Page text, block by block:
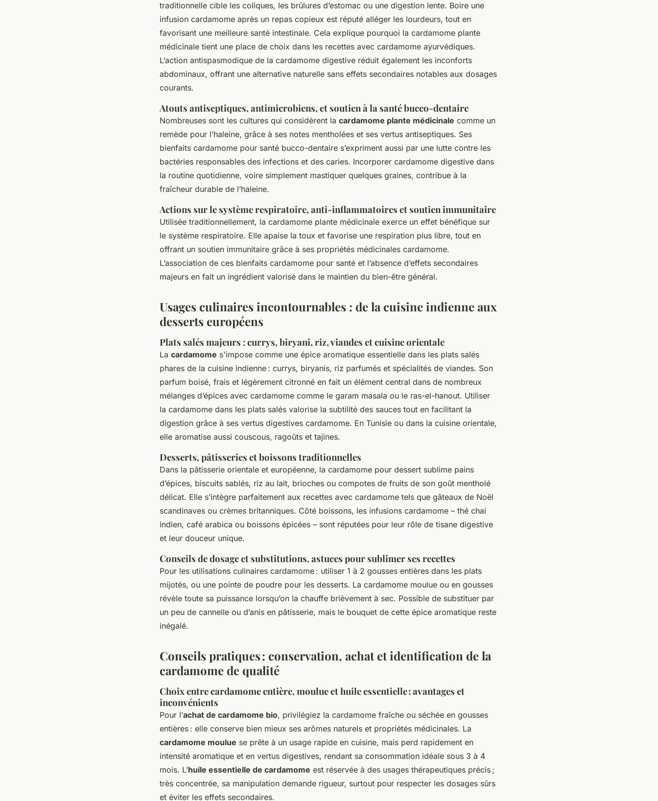
traditionnelle cible les coliques, les brûlures d’estomac ou une digestion lente. Boire une
infusion cardamome après un repas copieux est réputé alléger les lourdeurs, tout en
favorisant une meilleure santé intestinale. Cela explique pourquoi la cardamome plante
médicinale tient une place de choix dans les recettes avec cardamome ayurvédiques.
L’action antispasmodique de la cardamome digestive réduit également les inconforts
abdominaux, offrant une alternative naturelle sans effets secondaires notables aux dosages
courants.
Atouts antiseptiques, antimicrobiens, et soutien à la santé bucco-dentaire
Nombreuses sont les cultures qui considèrent la cardamome plante médicinale comme un
remède pour l’haleine, grâce à ses notes mentholées et ses vertus antiseptiques. Ses
bienfaits cardamome pour santé bucco-dentaire s’expriment aussi par une lutte contre les
bactéries responsables des infections et des caries. Incorporer cardamome digestive dans
la routine quotidienne, voire simplement mastiquer quelques graines, contribue à la
fraîcheur durable de l’haleine.
Actions sur le système respiratoire, anti-inflammatoires et soutien immunitaire
Utilisée traditionnellement, la cardamome plante médicinale exerce un effet bénéfique sur
le système respiratoire. Elle apaise la toux et favorise une respiration plus libre, tout en
offrant un soutien immunitaire grâce à ses propriétés médicinales cardamome.
L’association de ces bienfaits cardamome pour santé et l’absence d’effets secondaires
majeurs en fait un ingrédient valorisé dans le maintien du bien-être général.
Usages culinaires incontournables : de la cuisine indienne aux
desserts européens
Plats salés majeurs : currys, biryani, riz, viandes et cuisine orientale
La cardamome s'impose comme une épice aromatique essentielle dans les plats salés
phares de la cuisine indienne : currys, biryanis, riz parfumés et spécialités de viandes. Son
parfum boisé, frais et légèrement citronné en fait un élément central dans de nombreux
mélanges d’épices avec cardamome comme le garam masala ou le ras-el-hanout. Utiliser
la cardamome dans les plats salés valorise la subtilité des sauces tout en facilitant la
digestion grâce à ses vertus digestives cardamome. En Tunisie ou dans la cuisine orientale,
elle aromatise aussi couscous, ragoûts et tajines.
Desserts, pâtisseries et boissons traditionnelles
Dans la pâtisserie orientale et européenne, la cardamome pour dessert sublime pains
d’épices, biscuits sablés, riz au lait, brioches ou compotes de fruits de son goût mentholé
délicat. Elle s’intègre parfaitement aux recettes avec cardamome tels que gâteaux de Noël
scandinaves ou crèmes britanniques. Côté boissons, les infusions cardamome – thé chai
indien, café arabica ou boissons épicées – sont réputées pour leur rôle de tisane digestive
et leur douceur unique.
Conseils de dosage et substitutions, astuces pour sublimer ses recettes
Pour les utilisations culinaires cardamome : utiliser 1 à 2 gousses entières dans les plats
mijotés, ou une pointe de poudre pour les desserts. La cardamome moulue ou en gousses
révèle toute sa puissance lorsqu’on la chauffe brièvement à sec. Possible de substituer par
un peu de cannelle ou d’anis en pâtisserie, mais le bouquet de cette épice aromatique reste
inégalé.
Conseils pratiques : conservation, achat et identification de la
cardamome de qualité
Choix entre cardamome entière, moulue et huile essentielle : avantages et
inconvénients
Pour l’achat de cardamome bio, privilégiez la cardamome fraîche ou séchée en gousses
entières : elle conserve bien mieux ses arômes naturels et propriétés médicinales. La
cardamome moulue se prête à un usage rapide en cuisine, mais perd rapidement en
intensité aromatique et en vertus digestives, rendant sa consommation idéale sous 3 à 4
mois. L’huile essentielle de cardamome est réservée à des usages thérapeutiques précis ;
très concentrée, sa manipulation demande rigueur, surtout pour respecter les dosages sûrs
et éviter les effets secondaires.